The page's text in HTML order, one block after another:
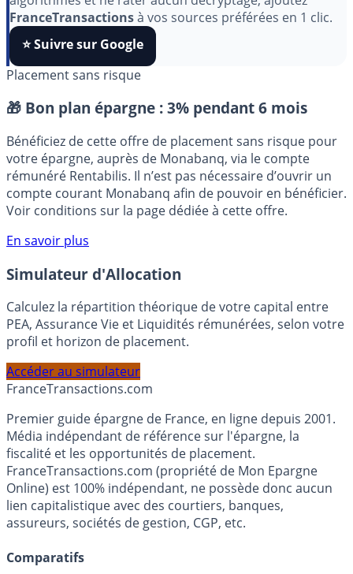
Pour soutenir le travail de notre équipe face aux
algorithmes et ne rater aucun décryptage, ajoutez
FranceTransactionsà vos sources préférées en 1 clic.
⭐️ Suivre sur Google
Placement sans risque
🎁 Bon plan épargne : 3% pendant 6 mois
Bénéficiez de cette offre de placement sans risque pour
votre épargne, auprès de Monabanq, via le compte
rémunéré Rentabilis. Il n’est pas nécessaire d’ouvrir un
Voir conditions sur la page dédiée à cette offre.
En savoir plus
Simulateur d'Allocation
Calculez la répartition théorique de votre capital entre
profil et horizon de placement.
FranceTransactions.com
Premier guide épargne de France, en ligne depuis 2001.
Média indépendant de référence sur l'épargne, la
fiscalité et les opportunités de placement.
FranceTransactions.com (propriété de Mon Epargne
Online) est 100% indépendant, ne possède donc aucun
assureurs, sociétés de gestion, CGP, etc.